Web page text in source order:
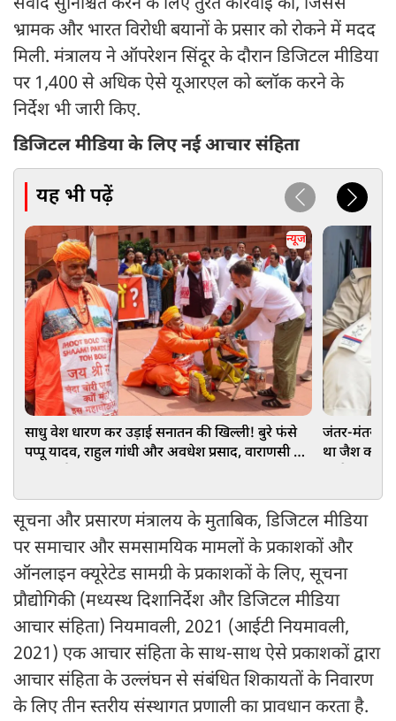
भ्रामक और भारत विरोधी बयानों के प्रसार को रोकने में मदद
मिली. मंत्रालय ने ऑपरेशन सिंदूर के दौरान डिजिटल मीडिया
पर 1,400 से अधिक ऐसे यूआरएल को ब्लॉक करने के
निर्देश भी जारी किए.
डिजिटल मीडिया के लिए नई आचार संहिता
यह भी पढ़ें
न्यूज
साधु वेश धारण कर उड़ाई सनातन की खिल्ली! बुरे फंसे
पप्‍पू यादव, राहुल गांधी और अवधेश प्रसाद, वाराणसी में
जंतर-मंतर
था जैश का
सूचना और प्रसारण मंत्रालय के मुताबिक, डिजिटल मीडिया
पर समाचार और समसामयिक मामलों के प्रकाशकों और
ऑनलाइन क्यूरेटेड सामग्री के प्रकाशकों के लिए, सूचना
प्रौद्योगिकी (मध्यस्थ दिशानिर्देश और डिजिटल मीडिया
आचार संहिता) नियमावली, 2021 (आईटी नियमावली,
2021) एक आचार संहिता के साथ-साथ ऐसे प्रकाशकों द्वारा
आचार संहिता के उल्लंघन से संबंधित शिकायतों के निवारण
के लिए तीन स्तरीय संस्थागत प्रणाली का प्रावधान करता है.